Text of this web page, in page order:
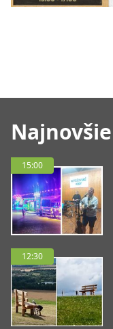
Najnovšie
15:00
12:30